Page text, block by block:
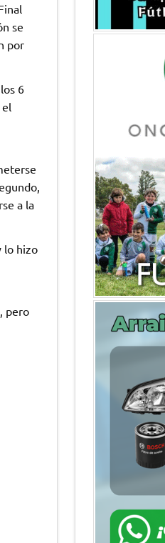
se
por
6
a la
lo hizo
pero